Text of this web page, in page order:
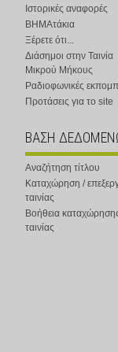
Ιστορικές αναφορές
ΒΗΜΑτάκια
Ξέρετε ότι...
Διάσημοι στην Ταινία
Μικρού Μήκους
Ραδιοφωνικές
Προτάσεις για το site
ΒΑΣΗ
Αναζήτηση τίτλου
Καταχώρηση /
ταινίας
Βοήθεια
ταινίας